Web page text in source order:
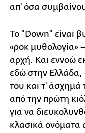
απ' όσα
Το "Down" είναι
«ροκ μυθολογία»
αρχή. Και εννοώ
εδώ στην Ελλάδα,
του και τ' άσχημά
από την πρώτη
για να
κλασικά ονόματα